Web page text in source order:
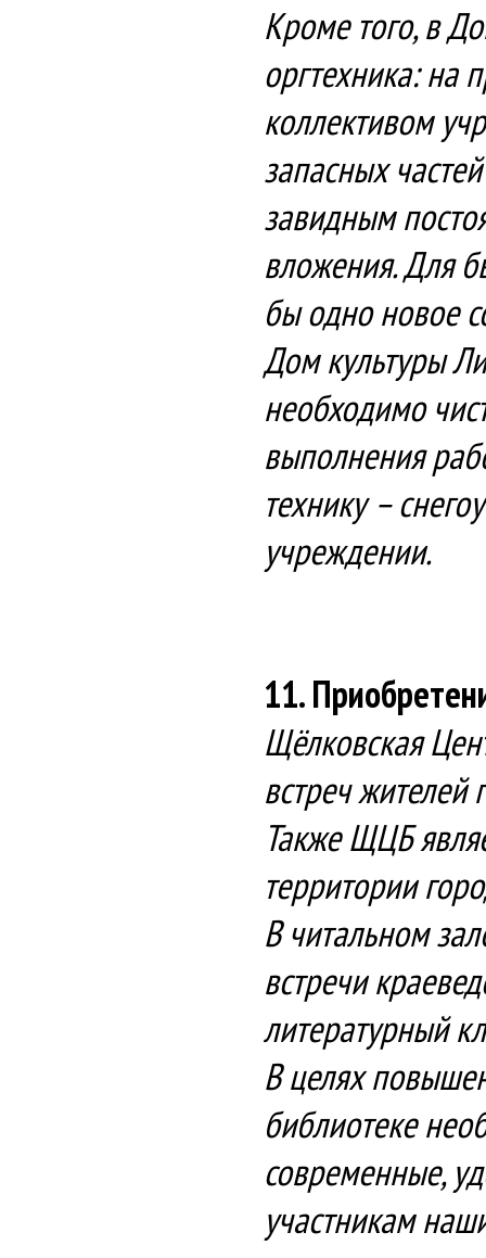
Кроме того, в
оргтехника: на
коллективом
запасных
завидным
вложения. Для
бы одно новое
Дом культуры
необходимо
выполнения
технику –
учреждении.
11.
Щёлковская
встреч жителей
Также ЩЦБ
территории
В читальном
встречи
литературный
В целях
библиотеке
современные,
участникам